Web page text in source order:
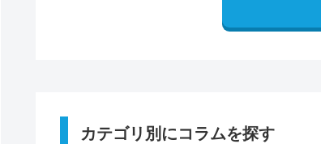
カテゴリ別にコラムを探す